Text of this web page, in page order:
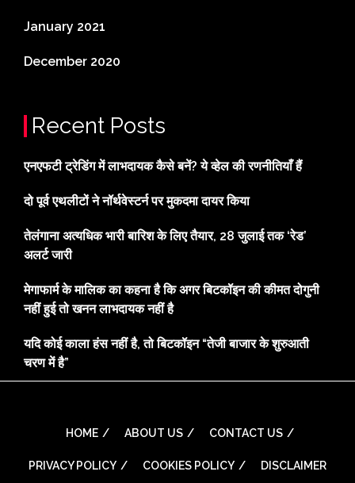
January 2021
December 2020
Recent Posts
एनएफटी ट्रेडिंग में लाभदायक कैसे बनें? ये व्हेल की रणनीतियाँ हैं
दो पूर्व एथलीटों ने नॉर्थवेस्टर्न पर मुकदमा दायर किया
तेलंगाना अत्यधिक भारी बारिश के लिए तैयार, 28 जुलाई तक ‘रेड’
अलर्ट जारी
मेगाफार्म के मालिक का कहना है कि अगर बिटकॉइन की कीमत दोगुनी
नहीं हुई तो खनन लाभदायक नहीं है
यदि कोई काला हंस नहीं है, तो बिटकॉइन “तेजी बाजार के शुरुआती
चरण में है”
HOME ABOUT US CONTACT US
PRIVACY POLICY COOKIES POLICY DISCLAIMER